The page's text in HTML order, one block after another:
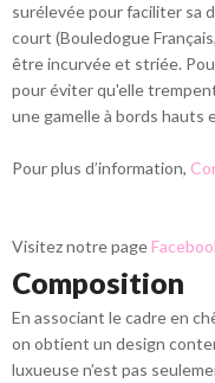
surélevée pour faciliter sa
court (Bouledogue
être incurvée et striée.
pour éviter qu'elle
une gamelle à bords hauts
Pour plus d’information,
Visitez notre page
Composition
En associant le cadre en
on obtient un design
luxueuse n’est pas